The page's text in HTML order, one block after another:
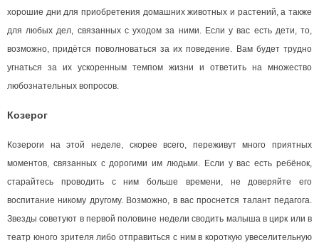
хорошие дни для приобретения домашних животных и растений, а также
для любых дел, связанных с уходом за ними. Если у вас есть дети, то,
возможно, придётся поволноваться за их поведение. Вам будет трудно
угнаться за их ускоренным темпом жизни и ответить на множество
любознательных вопросов.
Козерог
Козероги на этой неделе, скорее всего, переживут много приятных
моментов, связанных с дорогими им людьми. Если у вас есть ребёнок,
старайтесь проводить с ним больше времени, не доверяйте его
воспитание никому другому. Возможно, в вас проснется талант педагога.
Звезды советуют в первой половине недели сводить малыша в цирк или в
театр юного зрителя либо отправиться с ним в короткую увеселительную